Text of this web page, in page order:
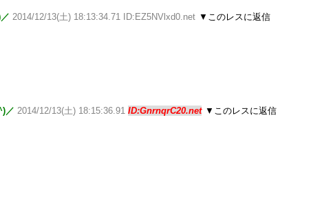
2014/12/13(土) 18:13:34.71 ID:EZ5NVlxd0.net ▼このレスに返信
／ 2014/12/13(土) 18:15:36.91 ID:GnrnqrC20.net ▼このレスに返信